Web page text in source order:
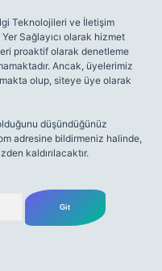
Teknolojileri ve İletişim
Sağlayıcı olarak hizmet
proaktif olarak denetleme
Ancak, üyelerimiz
olup, siteye üye olarak
düşündüğünüz
adresine bildirmeniz halinde,
kaldırılacaktır.